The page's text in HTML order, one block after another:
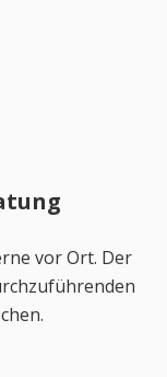
vor Ort. Der